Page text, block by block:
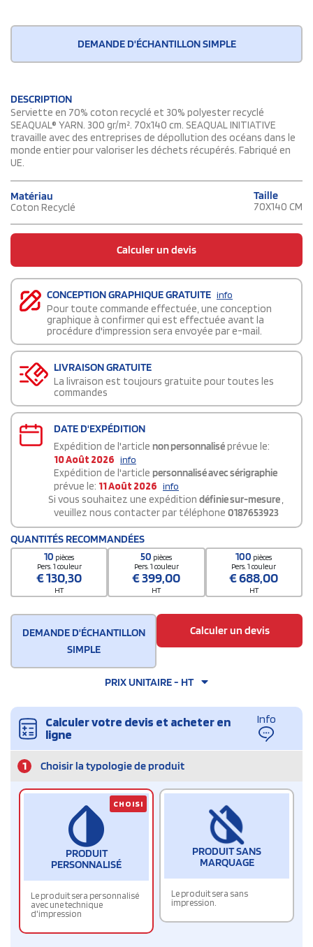
DEMANDE D'ÉCHANTILLON SIMPLE
DESCRIPTION
Serviette en 70% coton recyclé et 30% polyester recyclé
SEAQUAL® YARN. 300 gr/m². 70x140 cm. SEAQUAL INITIATIVE
travaille avec des entreprises de dépollution des océans dans le
monde entier pour valoriser les déchets récupérés. Fabriqué en
UE.
Matériau
Coton Recyclé
Taille
70X140 CM
Calculer un devis
CONCEPTION GRAPHIQUE GRATUITE info
Pour toute commande effectuée, une conception
graphique à confirmer qui est effectuée avant la
procédure d'impression sera envoyée par e-mail.
LIVRAISON GRATUITE
La livraison est toujours gratuite pour toutes les
commandes
DATE D'EXPÉDITION
Expédition de l'article non personnaliséprévue le:
10 Août 2026 info
Expédition de l'article personnalisé avec sérigraphie
prévue le: 11 Août 2026 info
Si vous souhaitez une expédition définie sur-mesure,
veuillez nous contacter par téléphone 0187653923
QUANTITÉS RECOMMANDÉES
10 pièces
Pers. 1 couleur
€130,30
HT
50 pièces
Pers. 1 couleur
€399,00
HT
100 pièces
Pers. 1 couleur
€688,00
HT
DEMANDE D'ÉCHANTILLON
SIMPLE
Calculer un devis
PRIX UNITAIRE - HT
Calculer votre devis et acheter en
ligne
Info
1 Choisir la typologie de produit
PRODUIT
PERSONNALISÉ
Le produit sera personnalisé
avec une technique
d'impression
CHOISI
PRODUIT SANS
MARQUAGE
Le produit sera sans
impression.